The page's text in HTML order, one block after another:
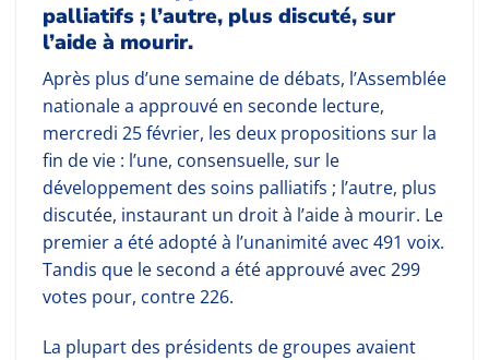
palliatifs ; l’autre, plus discuté, sur
l’aide à mourir.
Après plus d’une semaine de débats, l’Assemblée
nationale a approuvé en seconde lecture,
mercredi 25 février, les deux propositions sur la
fin de vie : l’une, consensuelle, sur le
développement des soins palliatifs ; l’autre, plus
discutée, instaurant un droit à l’aide à mourir. Le
premier a été adopté à l’unanimité avec 491 voix.
Tandis que le second a été approuvé avec 299
votes pour, contre 226.
La plupart des présidents de groupes avaient